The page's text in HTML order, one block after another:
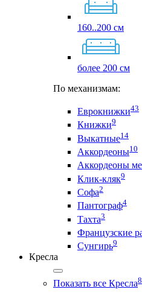
160..200 см
более 200 см
По механизмам:
Еврокнижки43
Книжки9
Выкатные14
Аккордеоны10
Аккордеоны
Клик-кляк9
Софа2
Пантограф4
Тахта3
Французские
Сунгирь9
Кресла
Показать все Кресла